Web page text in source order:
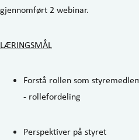
gjennomført 2 webinar.
LÆRINGSMÅL
Forstå rollen som
- rollefordeling
Perspektiver på styret